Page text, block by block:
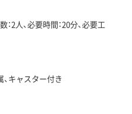
2人、必要時間：20分、必要工
キャスター付き